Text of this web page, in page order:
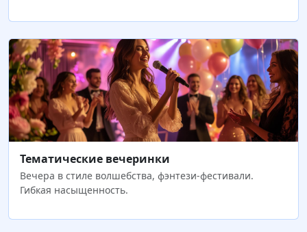
Тематические вечеринки
Вечера в стиле волшебства, фэнтези-фестивали.
Гибкая насыщенность.